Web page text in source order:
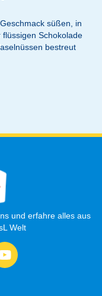
süßen, in
Schokolade
bestreut
und erfahre alles aus
Welt